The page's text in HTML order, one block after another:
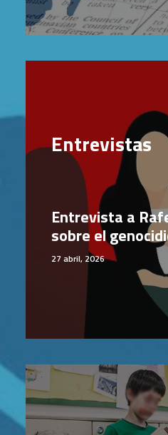
7 julio, 2026
Entrevistas
Entrevista a
sobre el
27 abril, 2026